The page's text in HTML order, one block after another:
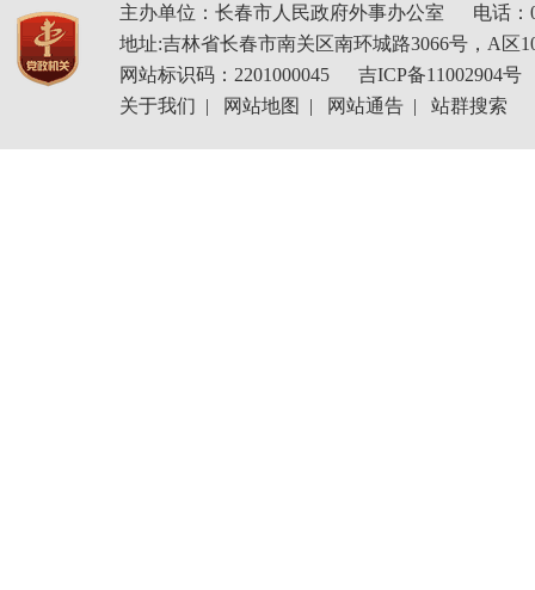
主办单位：长春市人民政府外事办公室
电话：
地址:吉林省长春市南关区南环城路3066号，A区
网站标识码：2201000045
吉ICP备11002904号
关于我们 | 网站地图 | 网站通告 | 站群搜索